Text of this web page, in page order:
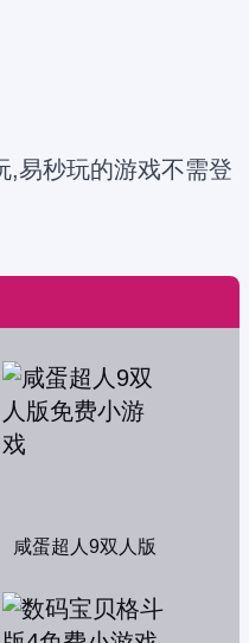
,易秒玩的游戏不需登
咸蛋超人9双人版